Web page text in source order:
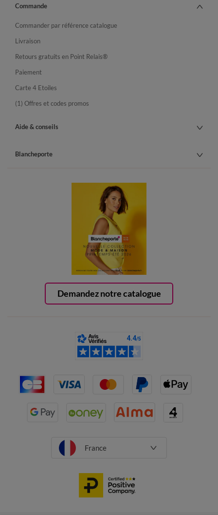
Demandez notre catalogue
Commande
Commander par référence catalogue
Livraison
Retours gratuits en Point Relais®
Paiement
Carte 4 Etoiles
(1) Offres et codes promos
Aide & conseils
Blancheporte
France